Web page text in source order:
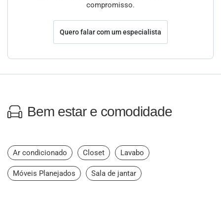
compromisso.
Quero falar com um especialista
Bem estar e comodidade
Ar condicionado Closet Lavabo
Móveis Planejados Sala de jantar